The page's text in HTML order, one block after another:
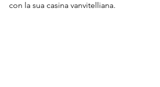
con la sua casina vanvitelliana.